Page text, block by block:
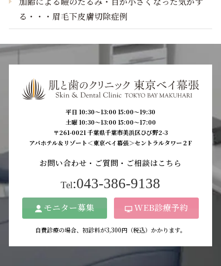
る・・・眉毛下皮膚切除症例
平日 10:30〜13:00 15:00〜19:30
土曜 10:30〜13:00 15:00〜17:00
〒261-0021 千葉県千葉市美浜区ひび野2-3
アパホテル＆リゾート＜東京ベイ幕張＞セントラルタワー２F
お問い合わせ・ご質問・ご相談はこちら
Tel:043-386-9138
モニター募集 WEB診療予約
自費診療の場合、初診料が3,300円（税込）かかります。